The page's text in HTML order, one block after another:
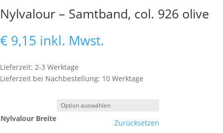
Nylvalour – Samtband, col. 926 olive
€ 9,15 inkl. Mwst.
Lieferzeit: 2-3 Werktage
Lieferzeit bei Nachbestellung: 10 Werktage
Nylvalour Breite Zurücksetzen